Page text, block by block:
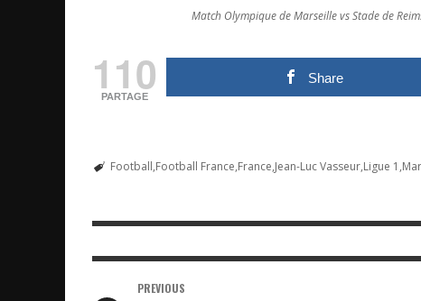
Match Olympique de Marseille vs Stade de
110
PARTAGE
Share
Football Football France France Jean-Luc Vasseur Ligue 1
PREVIOUS